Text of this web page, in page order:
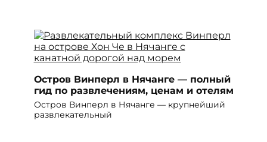
Остров Винперл в Нячанге — полный
гид по развлечениям, ценам и отелям
Остров Винперл в Нячанге — крупнейший
развлекательный